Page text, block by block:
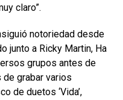
claro”.
notoriedad desde
junto a Ricky Martin, Ha
grupos antes de
grabar varios
de duetos ‘Vida’,